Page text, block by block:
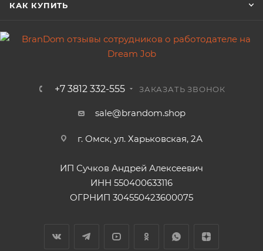
КАК КУПИТЬ
+7 3812 332-555 ЗАКАЗАТЬ ЗВОНОК
sale@brandom.shop
г. Омск, ул. Харьковская, 2А
ИП Сучков Андрей Алексеевич
ИНН 550400633116
ОГРНИП 304550423600075